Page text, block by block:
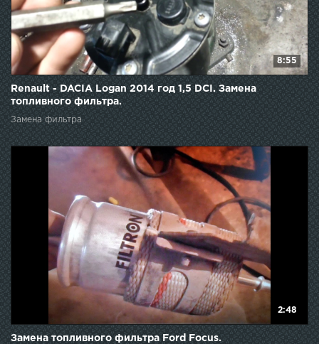
8:55
Renault - DACIA Logan 2014 год 1,5 DCI. Замена
топливного фильтра.
Замена фильтра
2:48
Замена топливного фильтра Ford Focus.